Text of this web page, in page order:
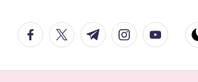
facebook.com
twitter.com
t.me instagram.com